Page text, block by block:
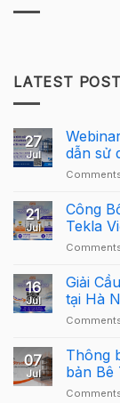
LATEST POST
27
Jul
dẫn sử
21
Jul
Công
Tekla
16
Jul
Giải
tại Hà
07
Jul
Thông
bản Bê